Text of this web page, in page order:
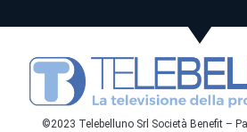
©2023 Telebelluno Srl Società Benefit –